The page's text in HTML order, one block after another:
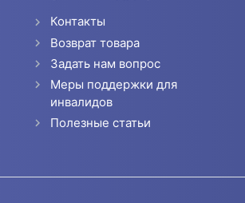
Контакты
Возврат товара
Задать нам вопрос
Меры поддержки для
инвалидов
Полезные статьи